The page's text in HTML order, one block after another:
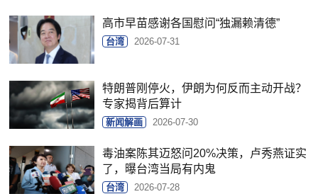
高市早苗感谢各国慰问“独漏赖清德”
台湾 2026-07-31
特朗普刚停火，伊朗为何反而主动开战？
专家揭背后算计
新闻解画 2026-07-30
毒油案陈其迈怒问20%决策，卢秀燕证实
了，曝台湾当局有内鬼
台湾 2026-07-28